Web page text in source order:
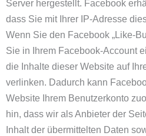
Server hergestellt. Facebook
dass Sie mit Ihrer IP-Adresse
Wenn Sie den Facebook „Like-
Sie in Ihrem Facebook-Account
die Inhalte dieser Website auf
verlinken. Dadurch kann
Website Ihrem Benutzerkonto
hin, dass wir als Anbieter der
Inhalt der übermittelten Daten